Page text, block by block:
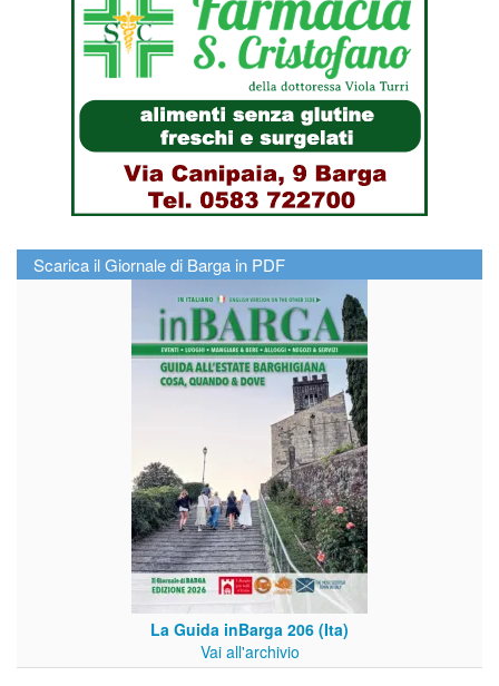
Scarica il Giornale di Barga in PDF
La Guida inBarga 206 (Ita)
Vai all'archivio